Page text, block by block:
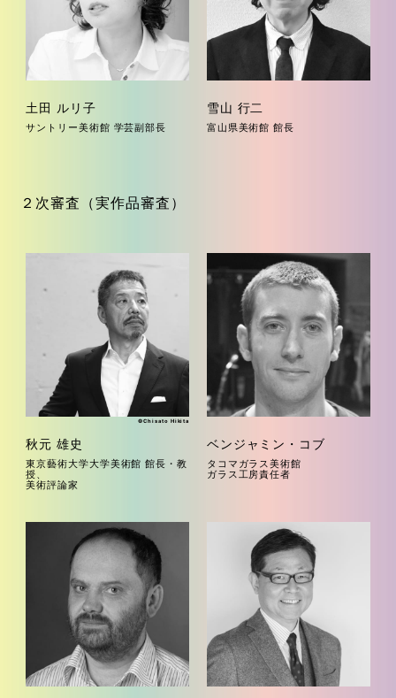
土田 ルリ子
サントリー美術館 学芸副部長
雪山 行二
富山県美術館 館長
２次審査（実作品審査）
©Chisato Hikita
秋元 雄史
東京藝術大学大学美術館 館長・教
授、
美術評論家
ベンジャミン・コブ
タコマガラス美術館
ガラス工房責任者